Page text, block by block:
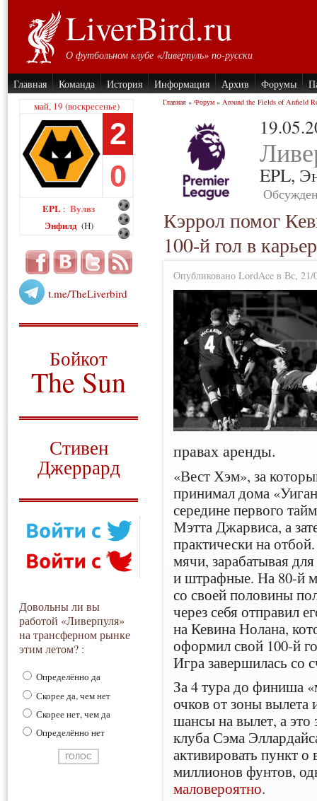
LiverBird.ru
О футбольном клубе «Ливерпуль» по-русски
Главная Команда История Информация Архив Форумы
май, 19 (воскресенье)
2
0
EPL : Вулвз
Энфилд (H)
t.me/TheLiverbird
Бойкот
The Sun
Стивен
Джеррард
Довольны ли вы
работой «Ливерпуля»
на трансферном рынке
этим летом? :
Определённо да
Скорее да, чем нет
Скорее нет, чем да
Определённо нет
Главная » Форум » Around the Fields of Anfield
EPL,
Кэррол помог
100-й гол в
Опубликовано LordAce в Вс, 21/
правах аренды.
«Вест Хэм», за
принимал дома
середине первого
Мэтта Джарвиса, а
практически на
мячи, зарабатывая
и штрафные. На 80-й
со своей половины
через себя отправил
на Кевина Нолана,
оформил свой 100-й
Игра завершилась со
За 4 тура до финиша
очков от зоны
шансы на вылет, а это
клуба Сэма
активировать пункт
миллионов фунтов,
маловероятно.